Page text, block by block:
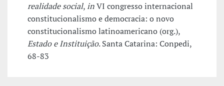
realidade social,inVI congresso internacional
constitucionalismo e democracia: o novo
constitucionalismo latinoamericano (org.),
Estado e Instituição. Santa Catarina: Conpedi,
68-83